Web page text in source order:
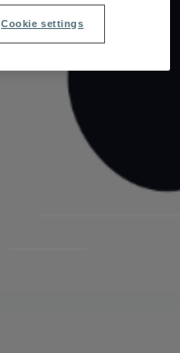
Cookie settings